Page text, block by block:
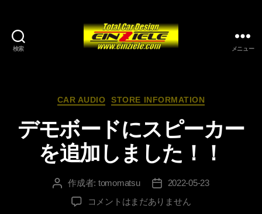
検索 メニュー
カ
ゴ
リ
ー
CAR AUDIO STORE INFORMATION
デモボードにスピーカー
を追加しました！！
投 作成者: tomomatsu
投
稿
2022-05-23
デ
コメントはまだありません